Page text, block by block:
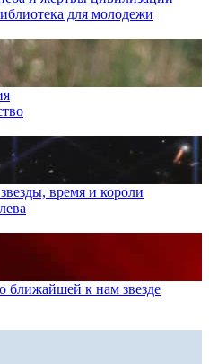
для молодежи
время и короли
ближайшей к нам звезде